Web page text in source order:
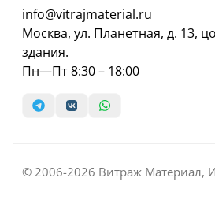
info@vitrajmaterial.ru
Москва, ул. Планетная, д. 13,
здания.
Пн—Пт 8:30 – 18:00
© 2006-2026 Витраж Материал,